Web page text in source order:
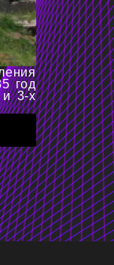
год
и 3-х